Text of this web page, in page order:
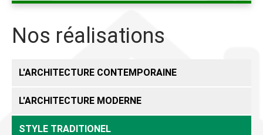
Nos réalisations
L'ARCHITECTURE CONTEMPORAINE
L'ARCHITECTURE MODERNE
STYLE TRADITIONEL